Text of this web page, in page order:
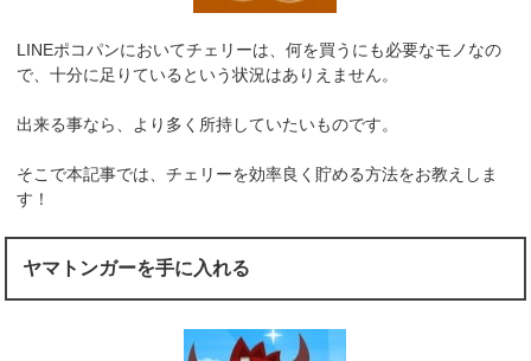
LINEポコパンにおいてチェリーは、何を買うにも必要なモノなの
で、十分に足りているという状況はありえません。
出来る事なら、より多く所持していたいものです。
そこで本記事では、チェリーを効率良く貯める方法をお教えしま
す！
ヤマトンガーを手に入れる